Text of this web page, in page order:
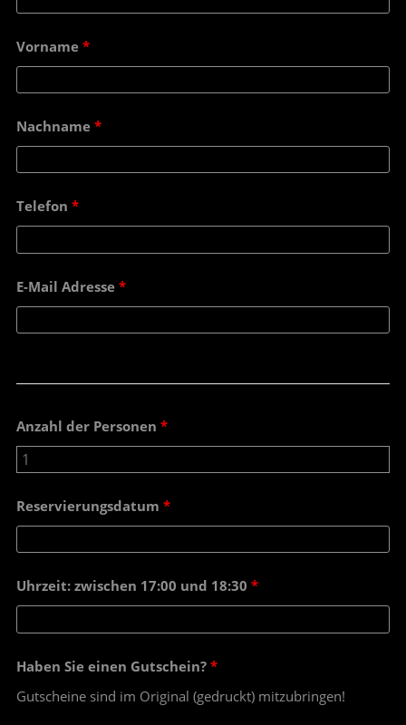
Vorname*
Nachname*
Telefon*
E-Mail Adresse*
Anzahl der Personen*
Reservierungsdatum*
Uhrzeit: zwischen 17:00 und 18:30*
Haben Sie einen Gutschein?*
Gutscheine sind im Original (gedruckt) mitzubringen!